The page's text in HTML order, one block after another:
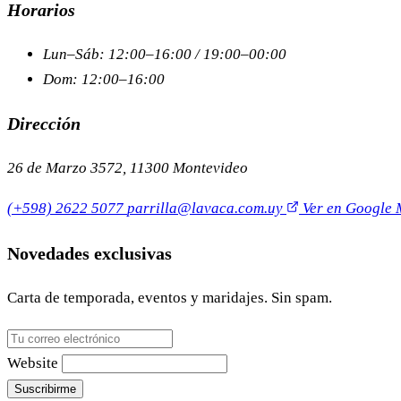
Horarios
Lun–Sáb: 12:00–16:00 / 19:00–00:00
Dom: 12:00–16:00
Dirección
26 de Marzo 3572, 11300 Montevideo
(+598) 2622 5077 parrilla@lavaca.com.uy Ver en Google
Novedades exclusivas
Carta de temporada, eventos y maridajes. Sin spam.
Website
Suscribirme